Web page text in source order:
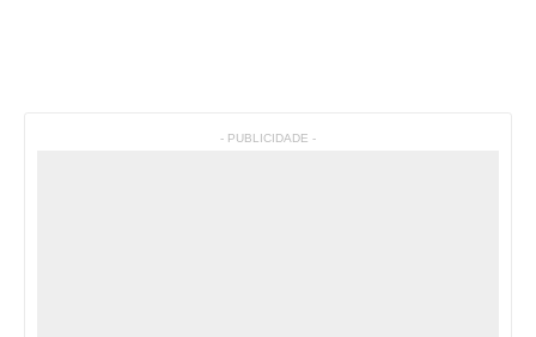
- PUBLICIDADE -